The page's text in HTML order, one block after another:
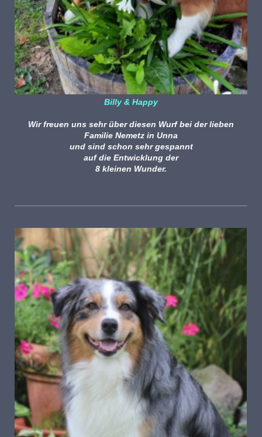
Billy & Happy
Wir freuen uns sehr über diesen Wurfbei der lieben
Familie Nemetz in Unna
und sind schon sehr gespannt
auf die Entwicklung der
8 kleinen Wunder.